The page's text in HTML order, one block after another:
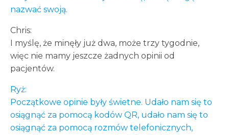
nazwać swoją.
Chris:
I myślę, że minęły już dwa, może trzy tygodnie,
więc nie mamy jeszcze żadnych opinii od
pacjentów.
Ryż:
Początkowe opinie były świetne. Udało nam się to
osiągnąć za pomocą kodów QR, udało nam się to
osiągnąć za pomocą rozmów telefonicznych,